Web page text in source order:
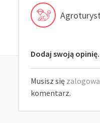
Dodaj swoją opinię.
Musisz się
komentarz.